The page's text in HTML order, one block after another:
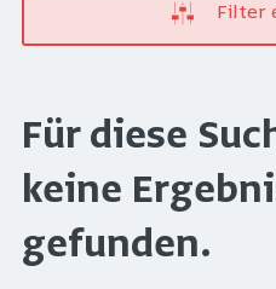
Filter
Für diese
keine
gefunden.